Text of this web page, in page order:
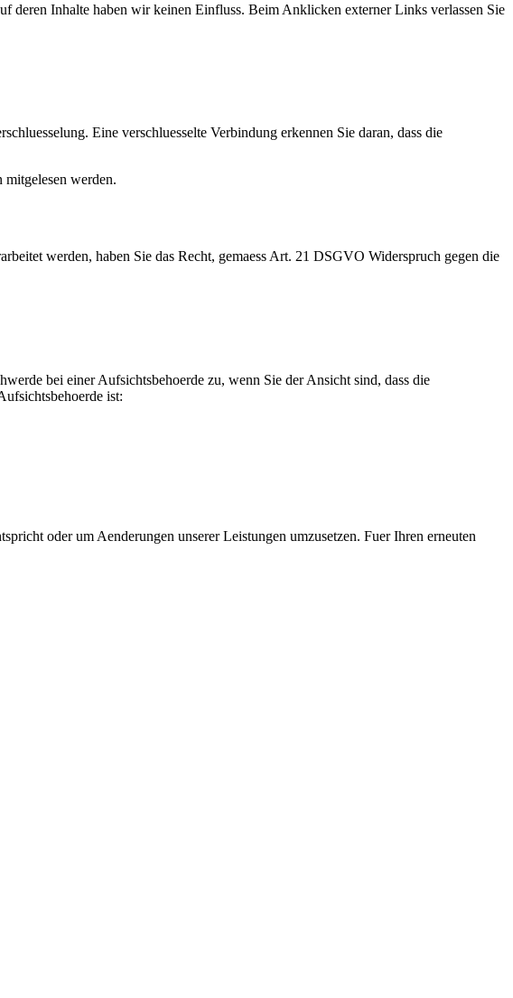
deren Inhalte haben wir keinen Einfluss. Beim Anklicken externer Links verlassen Sie
Eine verschluesselte Verbindung erkennen Sie daran, dass die
werden.
werden, haben Sie das Recht, gemaess Art. 21 DSGVO Widerspruch gegen die
bei einer Aufsichtsbehoerde zu, wenn Sie der Ansicht sind, dass die
ist:
oder um Aenderungen unserer Leistungen umzusetzen. Fuer Ihren erneuten